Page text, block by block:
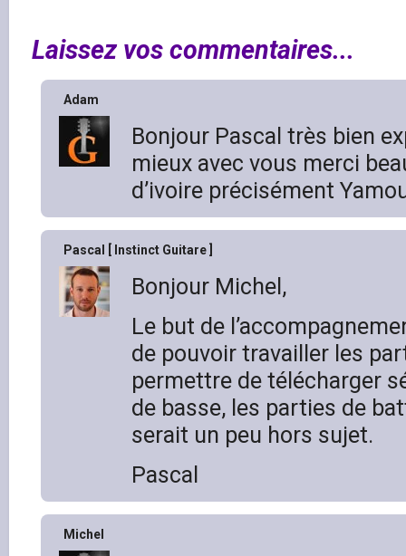
Laissez vos commentaires...
Adam
Bonjour Pascal très bien
mieux avec vous merci
d’ivoire précisément
Pascal [ Instinct Guitare ]
Bonjour Michel,
Le but de
de pouvoir travailler les
permettre de télécharger
de basse, les parties de
serait un peu hors sujet.
Pascal
Michel